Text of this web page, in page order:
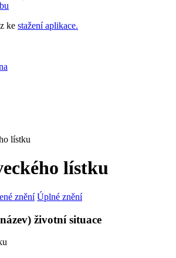
ke stažení aplikace.
lístku
lístku
znění Úplné znění
životní situace